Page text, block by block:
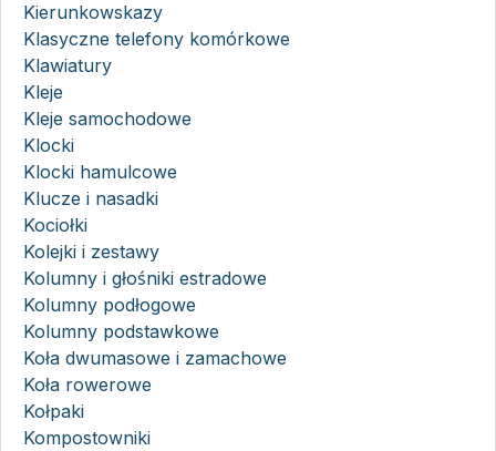
Kierunkowskazy
Klasyczne telefony komórkowe
Klawiatury
Kleje
Kleje samochodowe
Klocki
Klocki hamulcowe
Klucze i nasadki
Kociołki
Kolejki i zestawy
Kolumny i głośniki estradowe
Kolumny podłogowe
Kolumny podstawkowe
Koła dwumasowe i zamachowe
Koła rowerowe
Kołpaki
Kompostowniki